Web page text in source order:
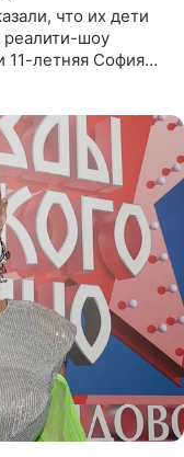
что их дети
реалити-шоу
11-летняя София